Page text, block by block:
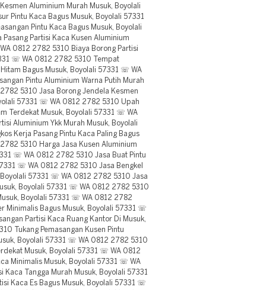
Aluminium Murah Musuk, Boyolali
Pintu Kaca Bagus Musuk, Boyolali 57331
Pintu Kaca Bagus Musuk, Boyolali
Partisi Kaca Kusen Aluminium
0812 2782 5310 Biaya Borong Partisi
☏ WA 0812 2782 5310 Tempat
Bagus Musuk, Boyolali 57331 ☏ WA
Pintu Aluminium Warna Putih Murah
5310 Jasa Borong Jendela Kesmen
57331 ☏ WA 0812 2782 5310 Upah
Terdekat Musuk, Boyolali 57331 ☏ WA
Aluminium Ykk Murah Musuk, Boyolali
Kerja Pasang Pintu Kaca Paling Bagus
5310 Harga Jasa Kusen Aluminium
☏ WA 0812 2782 5310 Jasa Buat Pintu
☏ WA 0812 2782 5310 Jasa Bengkel
57331 ☏ WA 0812 2782 5310 Jasa
Boyolali 57331 ☏ WA 0812 2782 5310
Boyolali 57331 ☏ WA 0812 2782
Minimalis Bagus Musuk, Boyolali 57331 ☏
Partisi Kaca Ruang Kantor Di Musuk,
Tukang Pemasangan Kusen Pintu
Boyolali 57331 ☏ WA 0812 2782 5310
Musuk, Boyolali 57331 ☏ WA 0812
Minimalis Musuk, Boyolali 57331 ☏ WA
Tangga Murah Musuk, Boyolali 57331
Kaca Es Bagus Musuk, Boyolali 57331 ☏